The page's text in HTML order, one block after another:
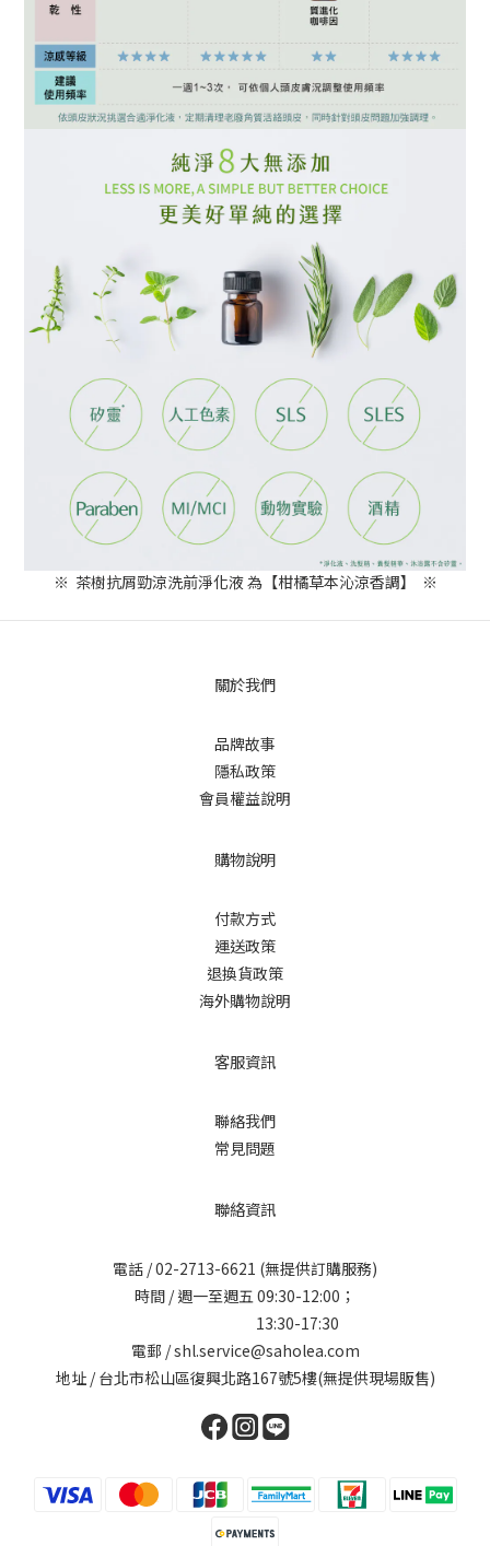
※ 茶樹抗屑勁涼洗前淨化液 為【柑橘草本沁涼香調】 ※
關於我們
品牌故事
隱私政策
會員權益說明
購物說明
付款方式
運送政策
退換貨政策
海外購物說明
客服資訊
聯絡我們
常見問題
聯絡資訊
電話 /02-2713-6621 (無提供訂購服務)
時間 / 週一至週五 09:30-12:00；
13:30-17:30
電郵 / shl.service@saholea.com
地址 / 台北市松山區復興北路167號5樓(無提供現場販售)